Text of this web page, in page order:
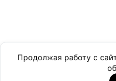
Продолжая работу с